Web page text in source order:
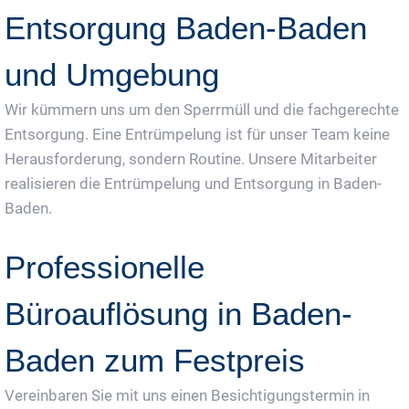
Entsorgung Baden-Baden
und Umgebung
Wir kümmern uns um den Sperrmüll und die fachgerechte
Entsorgung. Eine Entrümpelung ist für unser Team keine
Herausforderung, sondern Routine. Unsere Mitarbeiter
realisieren die Entrümpelung und Entsorgung in Baden-
Baden.
Professionelle
Büroauflösung in Baden-
Baden zum Festpreis
Vereinbaren Sie mit uns einen Besichtigungstermin in